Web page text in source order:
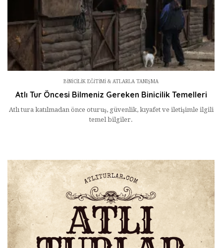
BINICILIK EĞITIMI & ATLARLA TANIŞMA
Atlı Tur Öncesi Bilmeniz Gereken Binicilik Temelleri
Atlı tura katılmadan önce oturuş, güvenlik, kıyafet ve iletişimle ilgili
temel bilgiler.